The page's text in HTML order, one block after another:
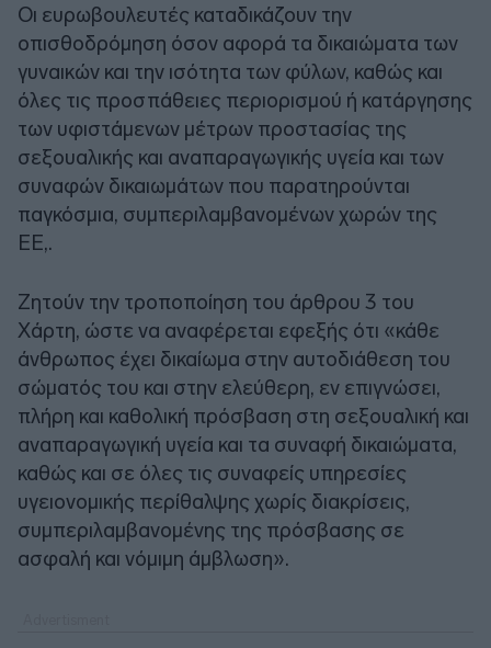
Οι ευρωβουλευτές καταδικάζουν την
οπισθοδρόμηση όσον αφορά τα δικαιώματα των
γυναικών και την ισότητα των φύλων, καθώς και
όλες τις προσπάθειες περιορισμού ή κατάργησης
των υφιστάμενων μέτρων προστασίας της
σεξουαλικής και αναπαραγωγικής υγεία και των
συναφών δικαιωμάτων που παρατηρούνται
παγκόσμια, συμπεριλαμβανομένων χωρών της
ΕΕ,.
Ζητούν την τροποποίηση του άρθρου 3 του
Χάρτη, ώστε να αναφέρεται εφεξής ότι «κάθε
άνθρωπος έχει δικαίωμα στην αυτοδιάθεση του
σώματός του και στην ελεύθερη, εν επιγνώσει,
πλήρη και καθολική πρόσβαση στη σεξουαλική και
αναπαραγωγική υγεία και τα συναφή δικαιώματα,
καθώς και σε όλες τις συναφείς υπηρεσίες
υγειονομικής περίθαλψης χωρίς διακρίσεις,
συμπεριλαμβανομένης της πρόσβασης σε
ασφαλή και νόμιμη άμβλωση».